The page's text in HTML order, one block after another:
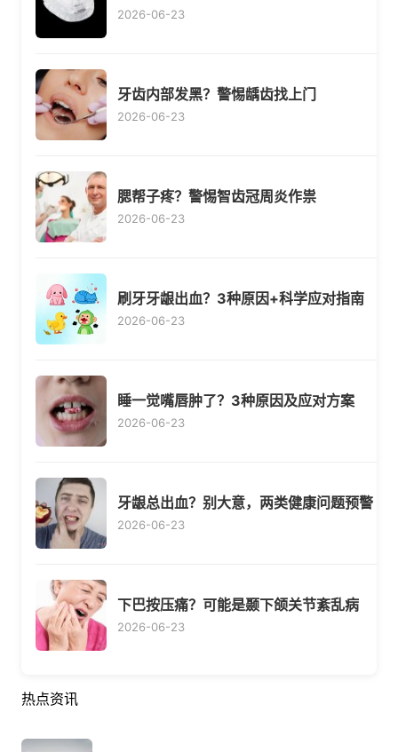
2026-06-23
牙齿内部发黑？警惕龋齿找上门
2026-06-23
腮帮子疼？警惕智齿冠周炎作祟
2026-06-23
刷牙牙龈出血？3种原因+科学应对指南
2026-06-23
睡一觉嘴唇肿了？3种原因及应对方案
2026-06-23
牙龈总出血？别大意，两类健康问题预警
2026-06-23
下巴按压痛？可能是颞下颌关节紊乱病
2026-06-23
热点资讯